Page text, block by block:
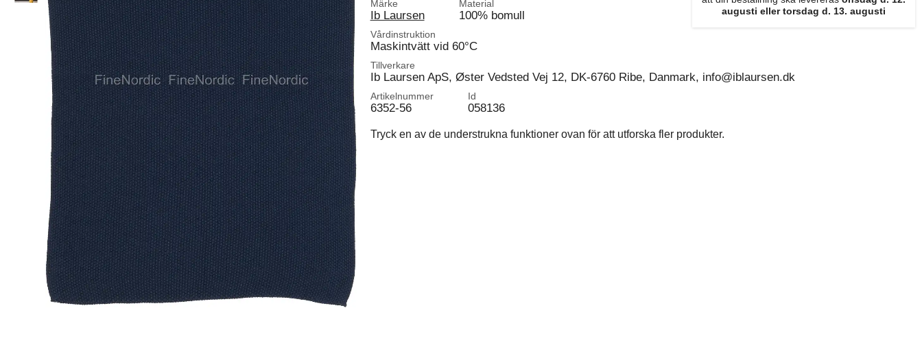
augusti eller torsdag d. 13. augusti
Märke
Ib Laursen
Material
100% bomull
Vårdinstruktion
Maskintvätt vid 60°C
Tillverkare
Ib Laursen ApS, Øster Vedsted Vej 12, DK-6760 Ribe, Danmark, info@iblaursen.dk
Artikelnummer
6352-56
Id
058136
Tryck en av de understrukna funktioner ovan för att utforska fler produkter.